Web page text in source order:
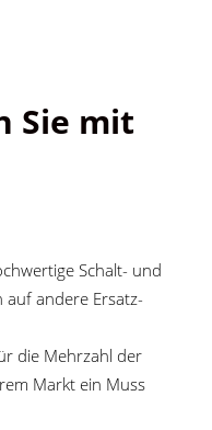
Sie mit
Schalt- und
auf andere Ersatz-
die Mehrzahl der
Markt ein Muss